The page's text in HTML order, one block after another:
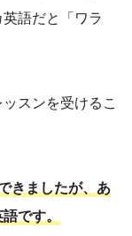
語だと「ワラ
スンを受けるこ
きましたが、あ
です。